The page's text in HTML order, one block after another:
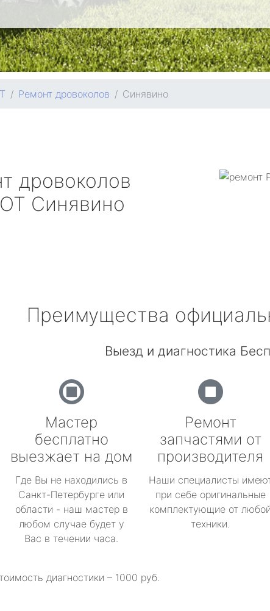
Ремонт дровоколов Синявино
дровоколов
Синявино
Преимущества
Выезд и диагностика
Мастер
бесплатно
выезжает на дом
Где Вы не находились в
Санкт-Петербурге или
области - наш мастер в
любом случае будет у
Вас в течении часа.
Ремонт
запчастями от
производителя
Наши специалисты
при себе оригинальные
комплектующие от любой
техники.
диагностики – 1000 руб.